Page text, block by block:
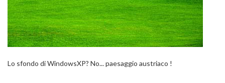
Lo sfondo di WindowsXP? No... paesaggio austriaco !